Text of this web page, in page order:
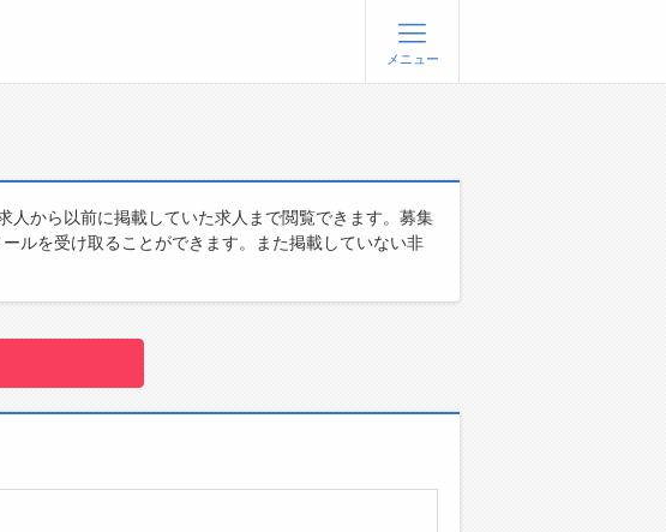
会社概要
メニュー
から以前に掲載していた求人まで閲覧できます。募集
ルを受け取ることができます。また掲載していない非